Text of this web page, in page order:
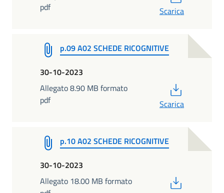
pdf
Scarica
p.09 A02 SCHEDE RICOGNITIVE
30-10-2023
Allegato 8.90 MB formato
pdf
Scarica
p.10 A02 SCHEDE RICOGNITIVE
30-10-2023
Allegato 18.00 MB formato